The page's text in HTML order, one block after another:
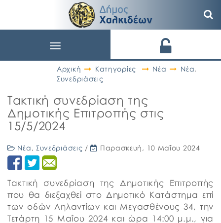
Toggle
Αρχική
Κατηγορίες Νέα Νέα,
Συνεδριάσεις
Τακτική συνεδρίαση της
Δημοτικής Επιτροπής στις
15/5/2024
Νέα , Συνεδριάσεις / Παρασκευή, 10 Μαΐου 2024
Τακτική συνεδρίαση της Δημοτικής Επιτροπής
που θα διεξαχθεί στο Δημοτικό Κατάστημα επί
των οδών Ληλαντίων και Μεγασθένους 34, την
Τετάρτη 15 Μαΐου 2024 και ώρα 14:00 μ.μ., για